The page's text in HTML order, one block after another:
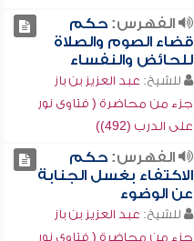
الفهرس:حكم
قضاء الصوم والصلاة
للحائض والنفساء
للشيخ: عبد العزيز بن باز
جزء من محاضرة ( فتاوى نور
على الدرب (492))
الفهرس:حكم
الاكتفاء بغسل الجنابة
عن الوضوء
للشيخ: عبد العزيز بن باز
جزء من محاضرة ( فتاوى نور